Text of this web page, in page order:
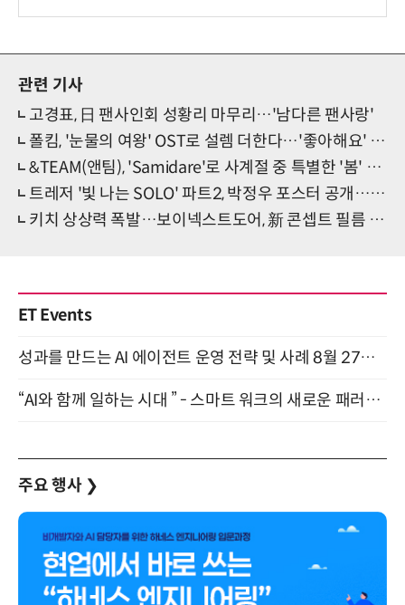
관련 기사
고경표, 日 팬사인회 성황리 마무리…'남다른 팬사랑'
폴킴, '눈물의 여왕' OST로 설렘 더한다…'좋아해요' 발매
&TEAM(앤팀), 'Samidare'로 사계절 중 특별한 '봄' 연다
트레저 '빛 나는 SOLO' 파트2, 박정우 포스터 공개…기대 폭발
키치 상상력 폭발…보이넥스트도어, 新 콘셉트 필름 시선 집중
ET Events
성과를 만드는 AI 에이전트 운영 전략 및 사례 8월 27일 개최
“AI와 함께 일하는 시대 ” - 스마트 워크의 새로운 패러다임 (9/11)
주요 행사 ❯